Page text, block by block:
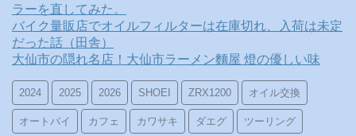
ラーを直してみた。
バイク量販店でオイルフィルターは在庫切れ、入荷は未定
だった話（田舎）
大仙市の隠れ名店！大仙市ラーメン麵屋 燈の優しい味
2024 2025 2026 SHOEI ZRX1200 オイル交換
オートバイ カフェ カワサキ ダエグ ツーリング